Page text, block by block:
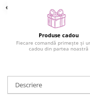
Produse cadou
Fiecare comandă primește și
cadou din partea noastră
Descriere